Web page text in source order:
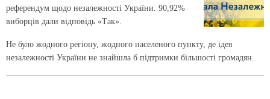
референдум щодо незалежності України. 90,92%
виборців дали відповідь «Так».
Не було жодного регіону, жодного населеного пункту, де ідея
незалежності України не знайшла б підтримки більшості громадян.